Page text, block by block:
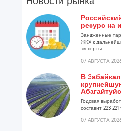
ресурс на
Заниженные
ЖКХ к
эксперты...
07 АВГУСТА
В
Годовая
составит 223 221
07 АВГУСТА